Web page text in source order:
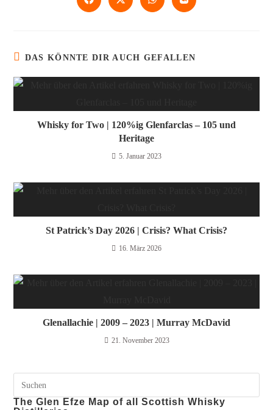
DAS KÖNNTE DIR AUCH GEFALLEN
Whisky for Two | 120%ig Glenfarclas – 105 und
Heritage
5. Januar 2023
St Patrick’s Day 2026 | Crisis? What Crisis?
16. März 2026
Glenallachie | 2009 – 2023 | Murray McDavid
21. November 2023
The Glen Efze Map of all Scottish Whisky